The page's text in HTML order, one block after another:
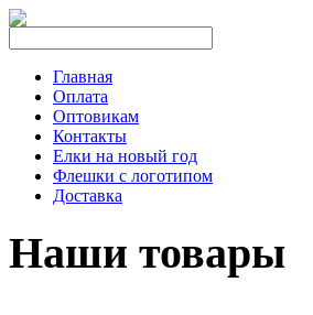
Главная
Оплата
Оптовикам
Контакты
Елки на новый год
Флешки с логотипом
Доставка
Наши товары